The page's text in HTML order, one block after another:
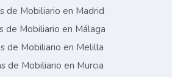
de Mobiliario en Madrid
de Mobiliario en Málaga
de Mobiliario en Melilla
de Mobiliario en Murcia